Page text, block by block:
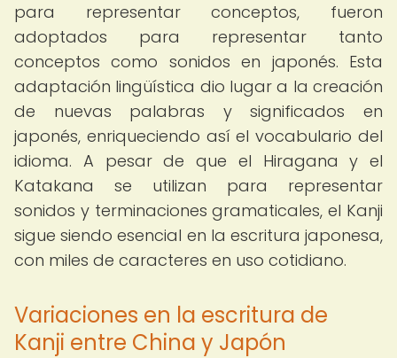
para representar conceptos, fueron
adoptados para representar tanto
conceptos como sonidos en japonés. Esta
adaptación lingüística dio lugar a la creación
de nuevas palabras y significados en
japonés, enriqueciendo así el vocabulario del
idioma. A pesar de que el Hiragana y el
Katakana se utilizan para representar
sonidos y terminaciones gramaticales, el Kanji
sigue siendo esencial en la escritura japonesa,
con miles de caracteres en uso cotidiano.
Variaciones en la escritura de
Kanji entre China y Japón